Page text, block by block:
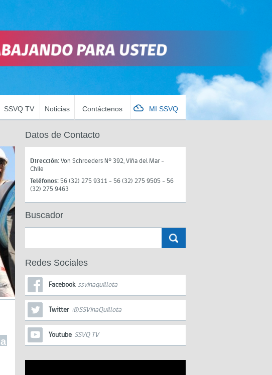
SSVQ TV Noticias Contáctenos MI SSVQ
a
Datos de Contacto
Dirección:Von Schroeders N° 392, Viña del Mar -
Chile
Teléfonos: 56 (32) 275 9311 - 56 (32) 275 9505 - 56
(32) 275 9463
Buscador
Redes Sociales
Facebook ssvinaquillota
Twitter @SSVinaQuillota
Youtube SSVQ TV